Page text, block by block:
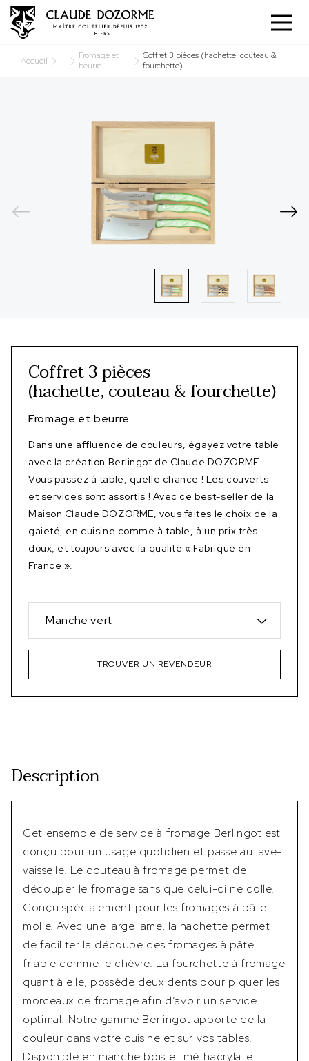
Accueil ...
Fromage et
beurre
Coffret 3 pièces (hachette, couteau &
fourchette)
Coffret 3 pièces
(hachette, couteau & fourchette)
Fromage et beurre
Dans une affluence de couleurs, égayez votre table
avec la création Berlingot de Claude DOZORME.
Vous passez à table, quelle chance ! Les couverts
et services sont assortis ! Avec ce best-seller de la
Maison Claude DOZORME, vous faites le choix de la
gaieté, en cuisine comme à table, à un prix très
doux, et toujours avec la qualité « Fabriqué en
France ».
Manche vert
TROUVER UN REVENDEUR
Description
Cet ensemble de service à fromage Berlingot est
conçu pour un usage quotidien et passe au lave-
vaisselle. Le couteau à fromage permet de
découper le fromage sans que celui-ci ne colle.
Conçu spécialement pour les fromages à pâte
molle. Avec une large lame, la hachette permet
de faciliter la découpe des fromages à pâte
friable comme le chèvre. La fourchette à fromage
quant à elle, possède deux dents pour piquer les
morceaux de fromage afin d’avoir un service
optimal. Notre gamme Berlingot apporte de la
couleur dans votre cuisine et sur vos tables.
Disponible en manche bois et méthacrylate.
Panneau de gestion des cookies